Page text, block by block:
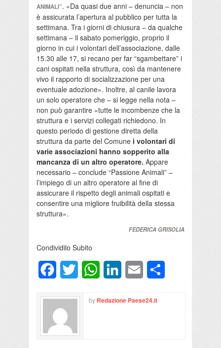
ANIMALI”. «Da quasi due anni – denuncia – non
è assicurata l’apertura al pubblico per tutta la
settimana. Tra i giorni di chiusura – da qualche
settimana – il sabato pomeriggio, proprio il
giorno in cui i volontari dell’associazione, dalle
15.30 alle 17, si recano per far “sgambettare” i
cani ospitati nella struttura, così da mantenere
vivo il rapporto di socializzazione per una
eventuale adozione». Inoltre, al canile lavora
un solo operatore che – si legge nella nota –
non può garantire «tutte le incombenze che la
struttura e i servizi collegati richiedono. In
questo periodo di gestione diretta della
struttura da parte del Comune i volontari di
varie associazioni hanno sopperito alla
mancanza di un altro operatore. Appare
necessario – conclude “Passione Animali” –
l’impiego di un altro operatore al fine di
assicurare il rispetto degli animali ospitati e
consentire una migliore fruibilità della stessa
struttura».
FEDERICA GRISOLIA
Condividilo Subito
FacebookTwitter WhatsAppLinkedInEmail
by Redazione Paese24.it